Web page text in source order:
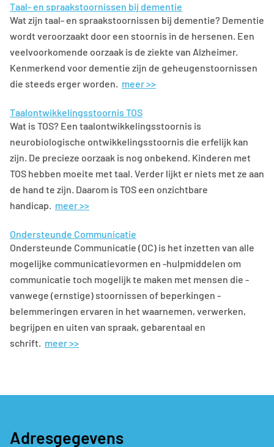
Taal- en spraakstoornissen bij dementie
Wat zijn taal- en spraakstoornissen bij dementie? Dementie
wordt veroorzaakt door een stoornis in de hersenen. Een
veelvoorkomende oorzaak is de ziekte van Alzheimer.
Kenmerkend voor dementie zijn de geheugenstoornissen
die steeds erger worden. meer >>
Taalontwikkelingsstoornis TOS
Wat is TOS? Een taalontwikkelingsstoornis is
neurobiologische ontwikkelingsstoornis die erfelijk kan
zijn. De precieze oorzaak is nog onbekend. Kinderen met
TOS hebben moeite met taal. Verder lijkt er niets met ze aan
de hand te zijn. Daarom is TOS een onzichtbare
handicap. meer >>
Ondersteunde Communicatie
Ondersteunde Communicatie (OC) is het inzetten van alle
mogelijke communicatievormen en -hulpmiddelen om
communicatie toch mogelijk te maken met mensen die -
vanwege (ernstige) stoornissen of beperkingen -
belemmeringen ervaren in het waarnemen, verwerken,
begrijpen en uiten van spraak, gebarentaal en
schrift. meer >>
Adresgegevens